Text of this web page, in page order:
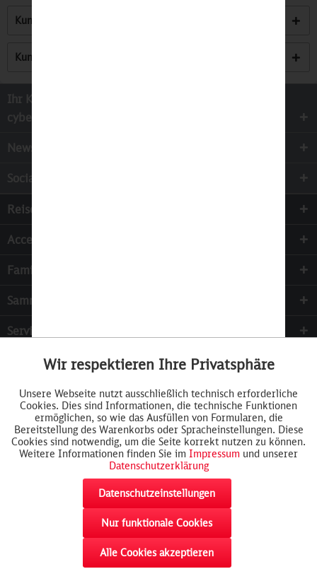
Kunden kauften auch
Kunden haben sich ebenfalls angesehen
Ihr Kontakt zur
cyber-Wear Heidelberg GmbH
Newsletter
Socialmedia
Reisen
Accessoires
Familie & Kinder
Sammeln
Services
AGB Cookie-Einstellungen
Impressum
Datenschutz
Widerrufsrecht
Funktionale Aktiv
Tracking Inaktiv
Wir respektieren Ihre Privatsphäre
Unsere Webseite nutzt ausschließlich technisch erforderliche
Cookies. Dies sind Informationen, die technische Funktionen
ermöglichen, so wie das Ausfüllen von Formularen, die
Bereitstellung des Warenkorbs oder Spracheinstellungen. Diese
Cookies sind notwendig, um die Seite korrekt nutzen zu können.
Weitere Informationen finden Sie im Impressum und unserer
Datenschutzerklärung
Datenschutzeinstellungen
Nur funktionale Cookies
akzeptieren
Alle Cookies akzeptieren